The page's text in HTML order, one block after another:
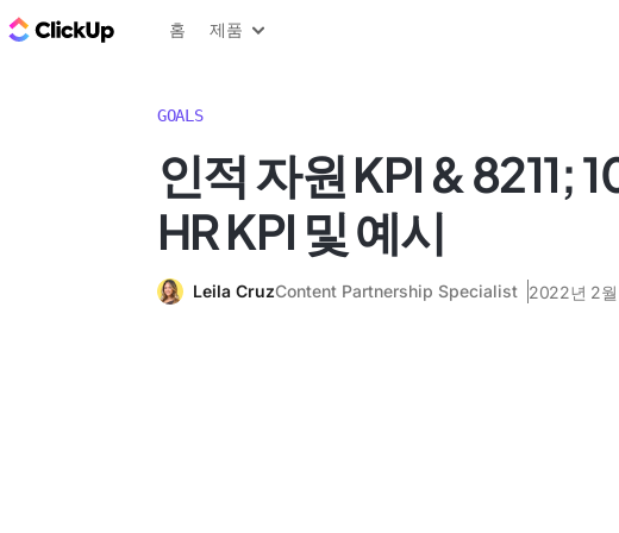
ClickUp 블로그
홈 제품
GOALS
인적 자원 KPI & 8211;
HR KPI 및 예시
Leila CruzContent Partnership Specialist 2022년 2